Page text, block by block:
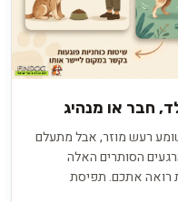
חבר או מנהיג
רעש מוזר, אבל מתעלם
הסותרים האלה
רואה אתכם. תפיסת